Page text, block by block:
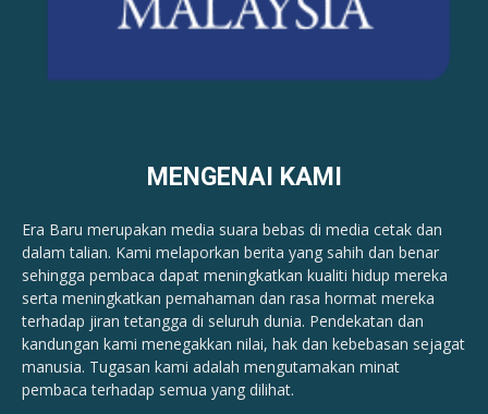
MENGENAI KAMI
Era Baru merupakan media suara bebas di media cetak dan
dalam talian. Kami melaporkan berita yang sahih dan benar ​​
sehingga pembaca dapat meningkatkan kualiti hidup mereka
serta meningkatkan pemahaman dan rasa hormat mereka
terhadap jiran tetangga di seluruh dunia. Pendekatan dan
kandungan kami menegakkan nilai, hak dan kebebasan sejagat
manusia. Tugasan kami adalah mengutamakan minat
pembaca terhadap semua yang dilihat.